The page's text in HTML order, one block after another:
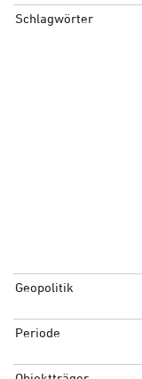
Schlagwörter
Geopolitik
Periode